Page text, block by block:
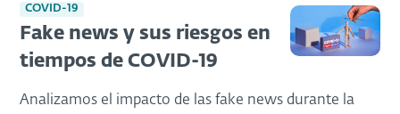
COVID-19
Fake news y sus riesgos en
tiempos de COVID-19
Analizamos el impacto de las fake news durante la